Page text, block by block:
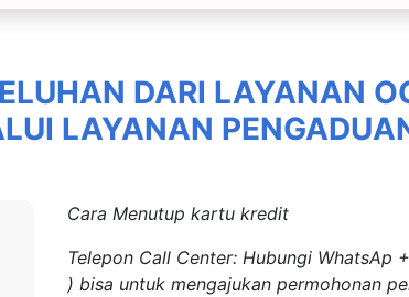
DARI LAYANAN
LAYANAN
Cara Menutup kartu kredit
Telepon Call Center: Hubungi
) bisa untuk mengajukan permohonan